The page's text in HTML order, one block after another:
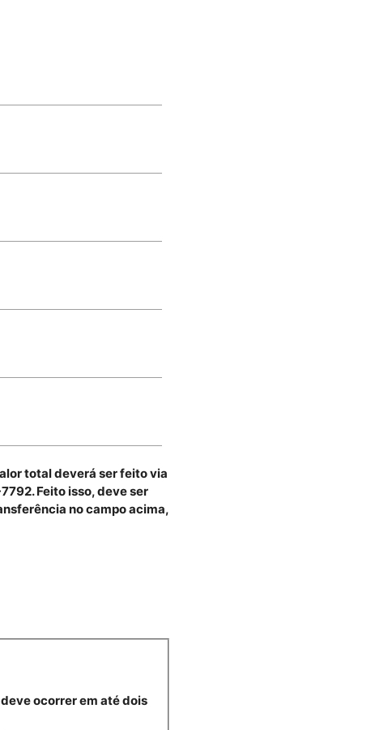
total deverá ser feito via
Feito isso, deve ser
no campo acima,
ocorrer em até dois